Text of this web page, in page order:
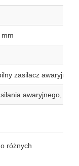
zasilacz awaryjny
awaryjnego,
różnych